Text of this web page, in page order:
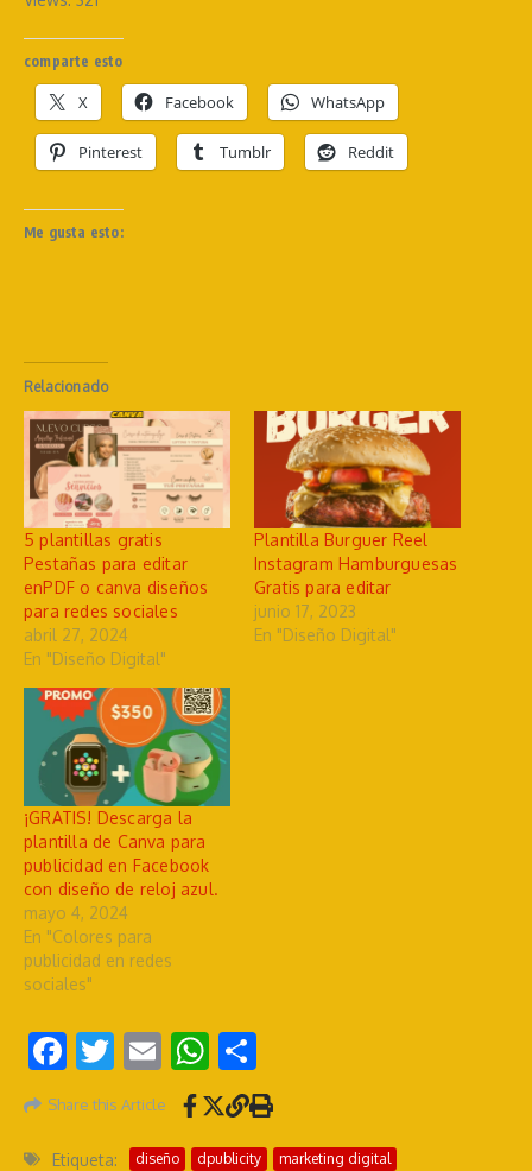
comparte esto
X Facebook WhatsApp
Pinterest Tumblr Reddit
Me gusta esto:
Relacionado
5 plantillas gratis
Pestañas para editar
enPDF o canva diseños
para redes sociales
abril 27, 2024
En "Diseño Digital"
Plantilla Burguer Reel
Instagram Hamburguesas
Gratis para editar
junio 17, 2023
En "Diseño Digital"
¡GRATIS! Descarga la
plantilla de Canva para
publicidad en Facebook
con diseño de reloj azul.
mayo 4, 2024
En "Colores para
publicidad en redes
sociales"
Facebook
Twitter
EmailWhatsApp
Share this Article
Etiqueta: diseño dpublicity
marketing digital